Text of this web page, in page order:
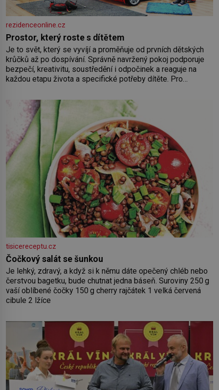
rezidenceonline.cz
Prostor, který roste s dítětem
Je to svět, který se vyvíjí a proměňuje od prvních dětských
krůčků až po dospívání. Správně navržený pokoj podporuje
bezpečí, kreativitu, soustředění i odpočinek a reaguje na
každou etapu života a specifické potřeby dítěte. Pro
by pokoj miminka měl působit především klidně a útulně.
Předškolní věk je
tisicereceptu.cz
Čočkový salát se šunkou
Je lehký, zdravý, a když si k němu dáte opečený chléb nebo
čerstvou bagetku, bude chutnat jedna báseň. Suroviny 250 g
vaší oblíbené čočky 150 g cherry rajčátek 1 velká červená
cibule 2 lžíce